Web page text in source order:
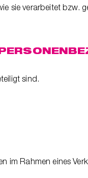
sie verarbeitet
sind.
Rahmen eines